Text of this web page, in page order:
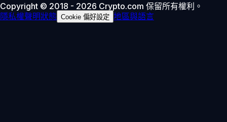
Copyright © 2018 - 2026 Crypto.com 保留所有權利。
隱私權聲明狀態 Cookie 偏好設定 地區與語言